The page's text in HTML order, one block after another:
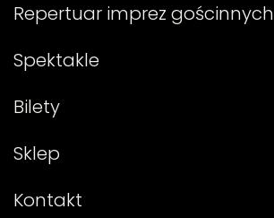
Repertuar imprez gościnnych
Spektakle
Bilety
Sklep
Kontakt